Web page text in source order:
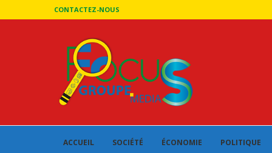
CONTACTEZ-NOUS
ACCUEIL SOCIÉTÉ ÉCONOMIE POLITIQUE